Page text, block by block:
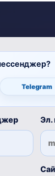
Telegram
Эл.